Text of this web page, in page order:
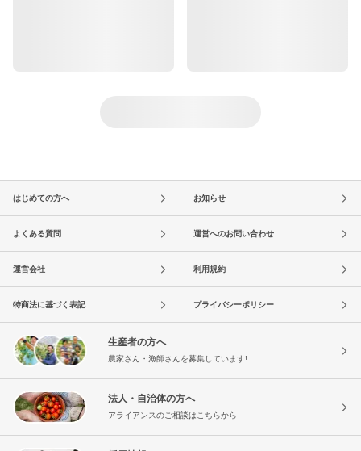
はじめての方へ お知らせ
よくある質問 運営へのお問い合わせ
運営会社 利用規約
特商法に基づく表記 プライバシーポリシー
生産者の方へ
農家さん・漁師さんを募集しています!
法人・自治体の方へ
アライアンスのご相談はこちらから